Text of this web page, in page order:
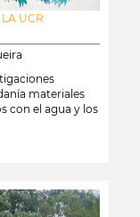
UCR
materiales
con el agua y los